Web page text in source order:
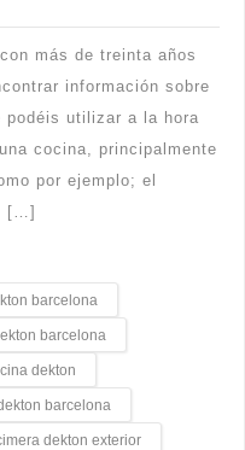
más de treinta años
información sobre
utilizar a la hora
cocina, principalmente
por ejemplo; el
[…]
barcelona
barcelona
dekton
barcelona
dekton exterior